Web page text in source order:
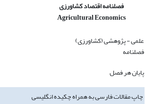
فصلنامه اقتصاد کشاورزی
Agricultural Economics
علمی - پژوهشی (کشاورزی)
فصلنامه
پایان هر فصل
چاپ مقالات فارسی به همراه چکیده انگلیسی